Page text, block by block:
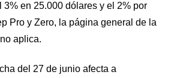
3% en 25.000 dólares y el 2% por
Pro y Zero, la página general de la
aplica.
del 27 de junio afecta a